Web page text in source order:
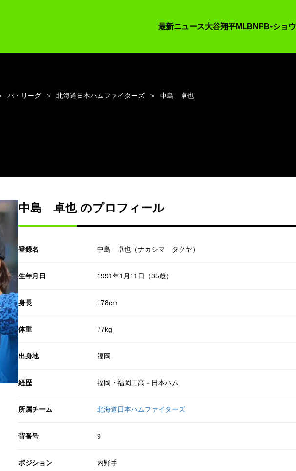
最新ニュース大谷翔平MLB NPB ショ
パ・リーグ 北海道日本ハムファイターズ 中島 卓也
中島 卓也 のプロフィール
登録名 中島 卓也（ナカシマ タクヤ）
生年月日 1991年1月11日（35歳）
身長 178cm
体重 77kg
出身地 福岡
経歴 福岡・福岡工高－日本ハム
所属チーム 北海道日本ハムファイターズ
背番号 9
ポジション 内野手